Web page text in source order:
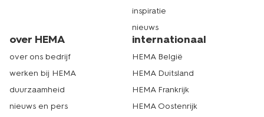
inspiratie
nieuws
over HEMA
over ons bedrijf
werken bij HEMA
duurzaamheid
nieuws en pers
internationaal
HEMA België
HEMA Duitsland
HEMA Frankrijk
HEMA Oostenrijk